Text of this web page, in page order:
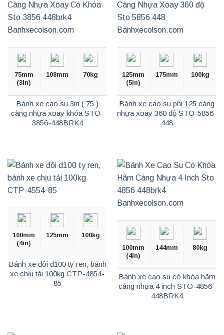
75mm
(3in)
108mm 70kg
Bánh xe cao su 3in ( 75 )
càng nhựa xoay khóa STO-
3856-448BRK4
125mm
(5in)
175mm 100kg
Bánh xe cao su phi 125 càng
nhựa xoay 360 độ STO-5856-
448
100mm
(4in)
125mm 100kg
Bánh xe đôi d100 ty ren, bánh
xe chịu tải 100kg CTP-4854-
85
100mm
(4in)
144mm 80kg
Bánh xe cao su có khóa hãm
càng nhựa 4 inch STO-4856-
448BRK4